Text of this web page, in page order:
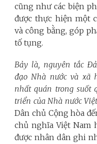
cũng như các biện
được thực hiện một
và công bằng, góp
tố tụng.
Bảy là, nguyên tắc
đạo Nhà nước và xã
nhất quán trong
triển của Nhà nước
Dân chủ Cộng hòa
chủ nghĩa Việt Nam
được nhân dân ghi